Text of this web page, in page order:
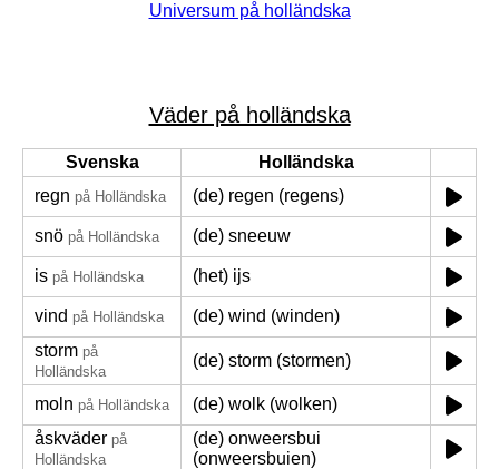
Universum på holländska
Väder på holländska
Svenska
Holländska
regn på Holländska (de) regen (regens)
snö på Holländska (de) sneeuw
is på Holländska (het) ijs
vind på Holländska
(de) wind (winden)
storm på
Holländska
(de) storm (stormen)
moln på Holländska
(de) wolk (wolken)
åskväder på
Holländska
(de) onweersbui
(onweersbuien)